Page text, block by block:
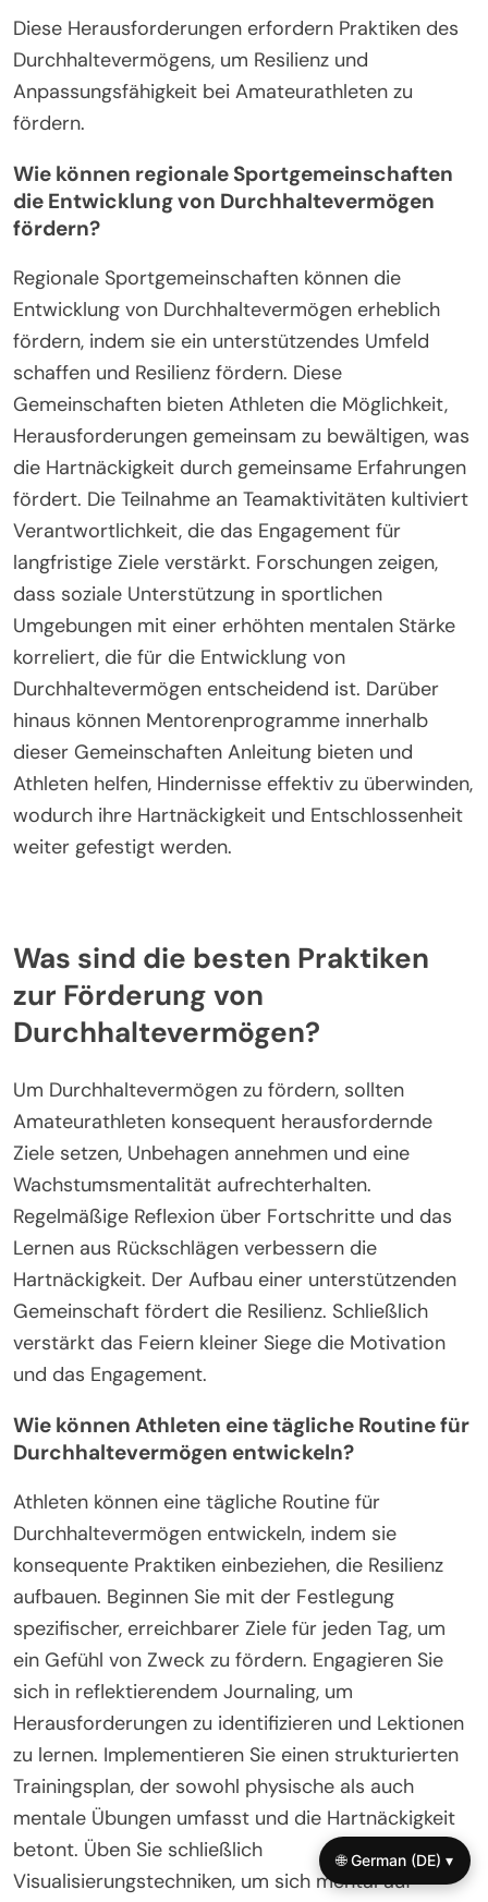
während städtische Umgebungen möglicherweise
überfüllte Einrichtungen aufweisen.
Wetterbedingungen können ebenfalls die
Trainingskonsistenz beeinträchtigen, insbesondere
Kulturelle Faktoren spielen ebenfalls eine Rolle;
einige Regionen priorisieren bestimmte Sportarten,
Darüber hinaus können sozioökonomische
Unterschiede den Zugang zu notwendiger
Ausrüstung und Trainingsmöglichkeiten
einschränken, was Hürden für aufstrebende
Athleten schafft.
Diese Herausforderungen erfordern Praktiken des
Durchhaltevermögens, um Resilienz und
Anpassungsfähigkeit bei Amateurathleten zu
fördern.
Wie können regionale Sportgemeinschaften
die Entwicklung von Durchhaltevermögen
fördern?
Regionale Sportgemeinschaften können die
Entwicklung von Durchhaltevermögen erheblich
fördern, indem sie ein unterstützendes Umfeld
schaffen und Resilienz fördern. Diese
Gemeinschaften bieten Athleten die Möglichkeit,
Verantwortlichkeit, die das Engagement für
langfristige Ziele verstärkt. Forschungen zeigen,
dass soziale Unterstützung in sportlichen
korreliert, die für die Entwicklung von
Durchhaltevermögen entscheidend ist. Darüber
hinaus können Mentorenprogramme innerhalb
dieser Gemeinschaften Anleitung bieten und
Athleten helfen, Hindernisse effektiv zu überwinden,
wodurch ihre Hartnäckigkeit und Entschlossenheit
weiter gefestigt werden.
Was sind die besten Praktiken
zur Förderung von
Durchhaltevermögen?
Um Durchhaltevermögen zu fördern, sollten
Amateurathleten konsequent herausfordernde
Ziele setzen, Unbehagen annehmen und eine
Wachstumsmentalität aufrechterhalten.
Regelmäßige Reflexion über Fortschritte und das
🌐 German (DE) ▾